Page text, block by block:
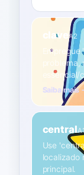
claveA2
essencial/
Saiba mais
central
Use
localizado
principal.